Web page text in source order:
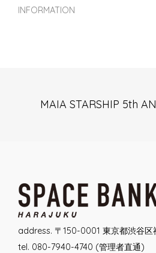
INFORMATION
PostMAIA STARSHIP 5th
address. 〒150-0001 東京都渋谷
tel. 080-7940-4740 (管理者直通)